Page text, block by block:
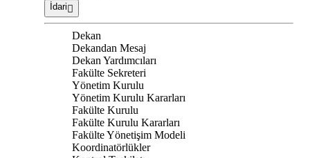
İdari
Dekan
Dekandan Mesaj
Dekan Yardımcıları
Fakülte Sekreteri
Yönetim Kurulu
Yönetim Kurulu Kararları
Fakülte Kurulu
Fakülte Kurulu Kararları
Fakülte Yönetişim Modeli
Koordinatörlükler